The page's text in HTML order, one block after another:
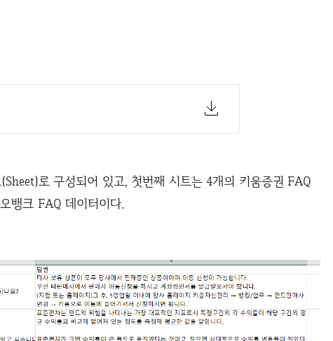
로 구성되어 있고, 첫번째 시트는 4개의 키움증권 FAQ
뱅크 FAQ 데이터이다.